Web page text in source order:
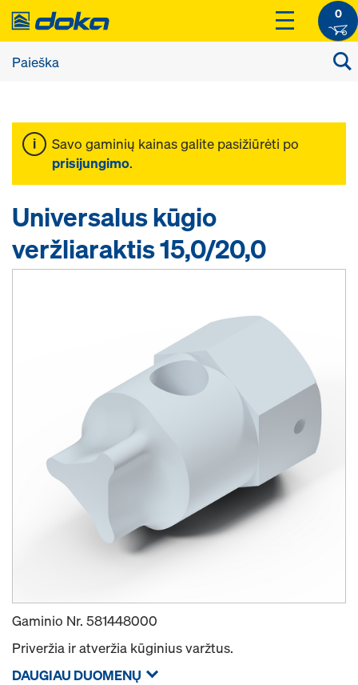
0
Savo gaminių kainas galite pasižiūrėti po
prisijungimo.
Universalus kūgio
veržliaraktis 15,0/20,0
Gaminio Nr. 581448000
Priveržia ir atveržia kūginius varžtus.
DAUGIAU DUOMENŲ